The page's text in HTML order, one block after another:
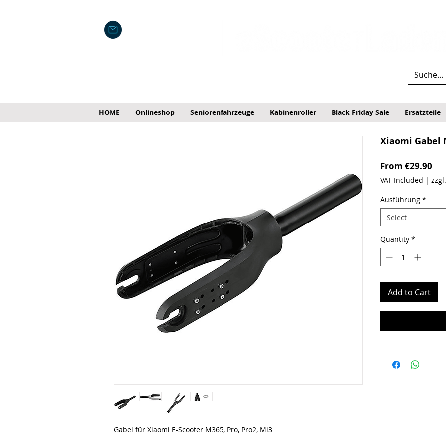
HOME Onlineshop Seniorenfahrzeuge Kabinenroller Black Friday Sale Ersatzteile
Gabel für Xiaomi E-Scooter M365, Pro, Pro2, Mi3
Xiaomi Gabel
From €29.90
VAT Included |
Ausführung *
Select
Quantity *
Add to Cart